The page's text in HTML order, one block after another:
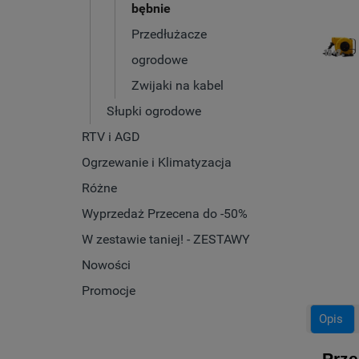
bębnie
Przedłużacze
ogrodowe
Zwijaki na kabel
Słupki ogrodowe
RTV i AGD
Ogrzewanie i Klimatyzacja
Różne
Wyprzedaż Przecena do -50%
W zestawie taniej! - ZESTAWY
Nowości
Promocje
Opis